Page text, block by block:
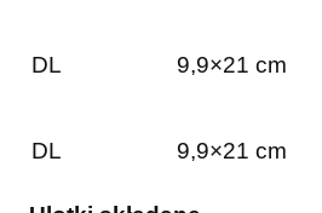
DL 9,9×21 cm
DL 9,9×21 cm